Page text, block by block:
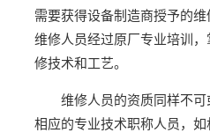
需要获得设备制造商授予的
维修人员经过原厂专业培训
修技术和工艺。
维修人员的资质同样不
相应的专业技术职称人员，